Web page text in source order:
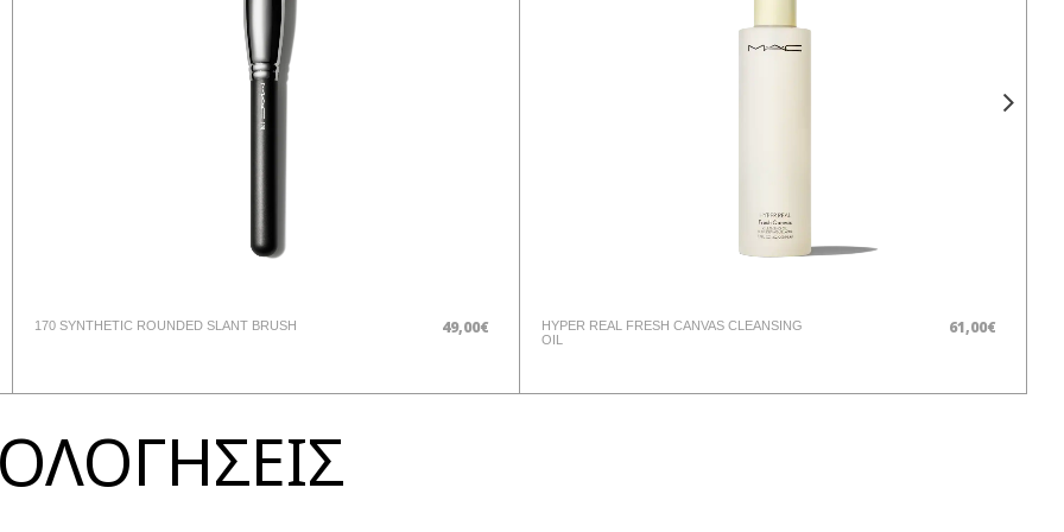
170 SYNTHETIC ROUNDED SLANT BRUSH 49,00€
HYPER REAL FRESH CANVAS CLEANSING
OIL
61,00€